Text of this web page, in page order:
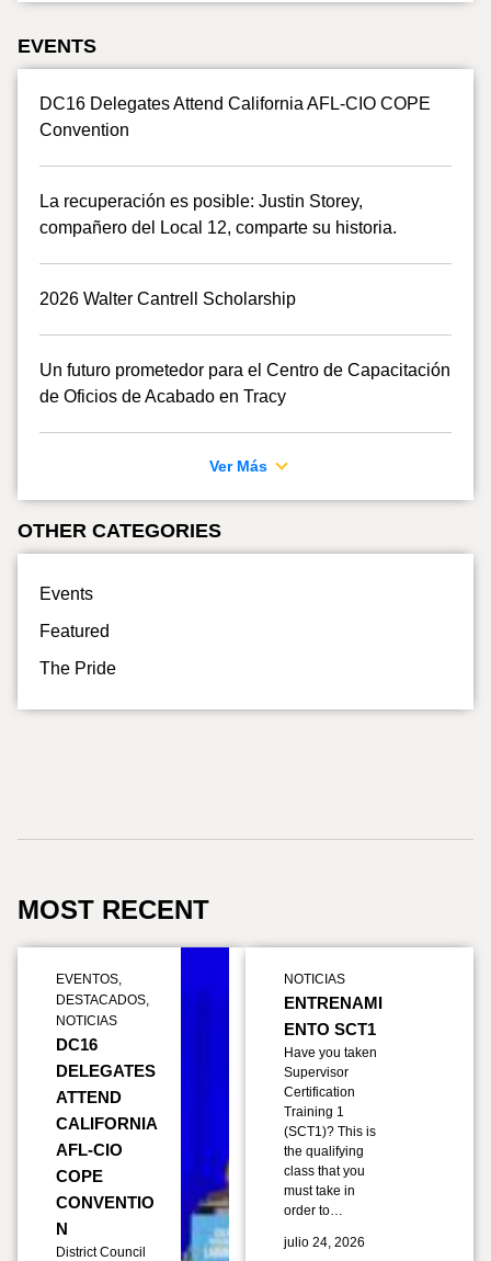
EVENTS
DC16 Delegates Attend California AFL-CIO COPE
Convention
La recuperación es posible: Justin Storey,
compañero del Local 12, comparte su historia.
2026 Walter Cantrell Scholarship
Un futuro prometedor para el Centro de Capacitación
de Oficios de Acabado en Tracy
Ver Más
OTHER CATEGORIES
Events
Featured
The Pride
MOST RECENT
EVENTOS,
DESTACADOS,
NOTICIAS
DC16
DELEGATES
ATTEND
CALIFORNIA
AFL-CIO
COPE
CONVENTIO
N
District Council
NOTICIAS
ENTRENAMI
ENTO SCT1
Have you taken
Supervisor
Certification
Training 1
(SCT1)? This is
the qualifying
class that you
must take in
order to…
julio 24, 2026